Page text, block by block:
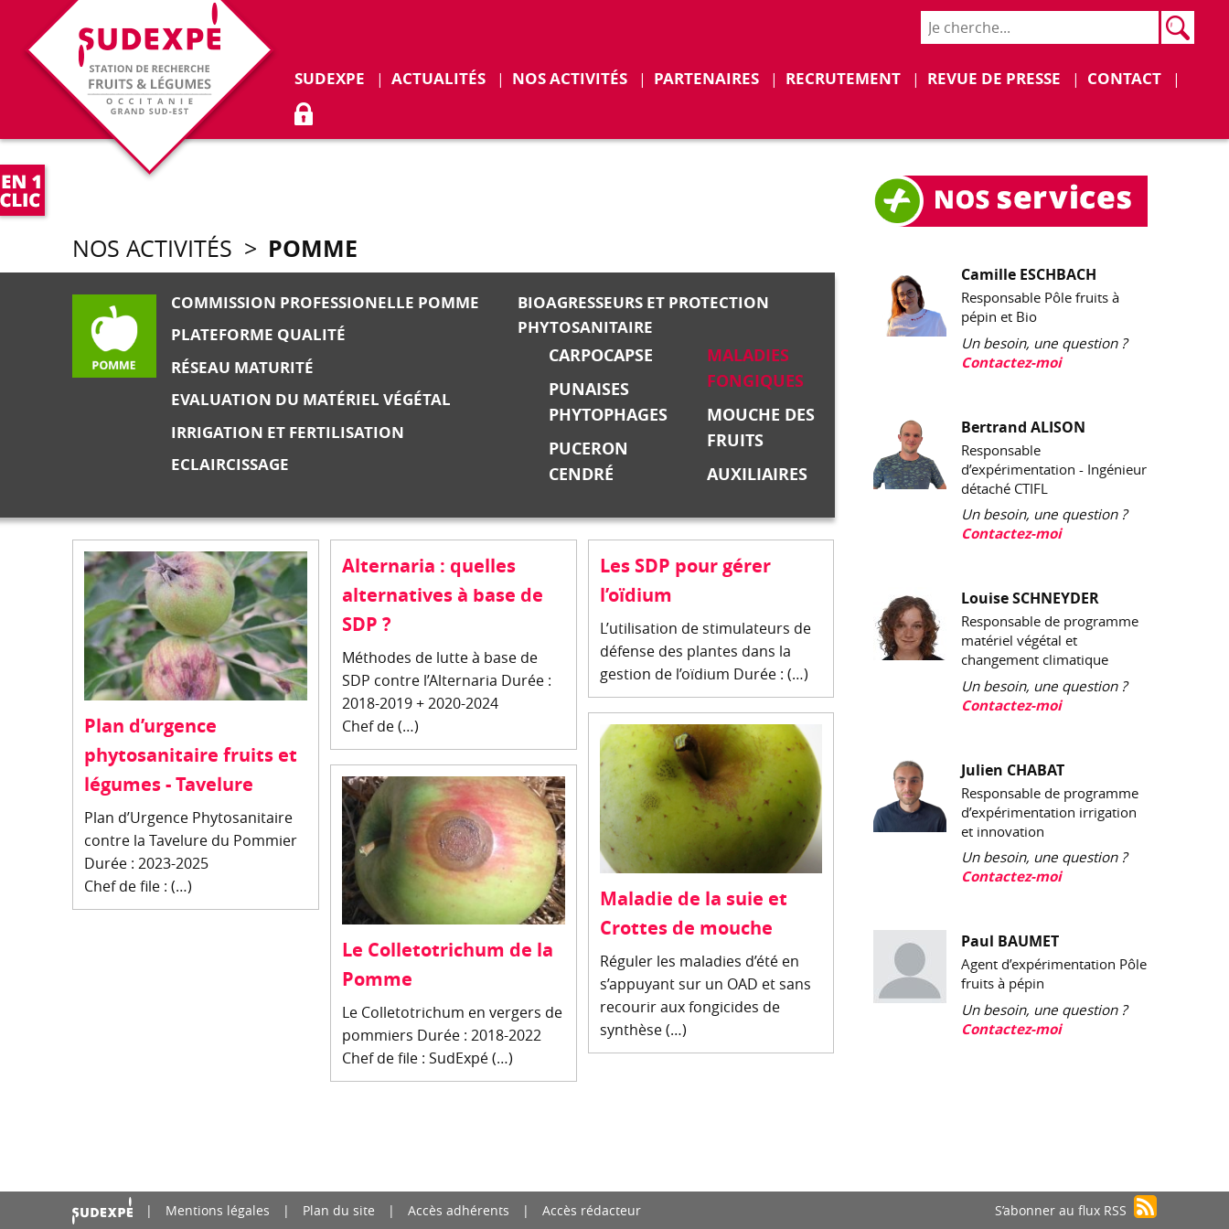
SUDEXPE ACTUALITÉS NOS ACTIVITÉS PARTENAIRES RECRUTEMENT REVUE DE PRESSE
CONTACT
ACCÈS ADHÉRENTS
NOS ACTIVITÉS > POMME
COMMISSION PROFESSIONELLE POMME
PLATEFORME QUALITÉ
RÉSEAU MATURITÉ
EVALUATION DU MATÉRIEL VÉGÉTAL
IRRIGATION ET FERTILISATION
ECLAIRCISSAGE
BIOAGRESSEURS ET PROTECTION
PHYTOSANITAIRE
CARPOCAPSE
PUNAISES
PHYTOPHAGES
PUCERON
CENDRÉ
MALADIES
FONGIQUES
MOUCHE DES
FRUITS
AUXILIAIRES
Plan d’urgence
phytosanitaire fruits et
légumes - Tavelure
Plan d’Urgence Phytosanitaire
contre la Tavelure du Pommier
Durée : 2023-2025
Chef de file : (…)
Alternaria : quelles
alternatives à base de
SDP ?
Méthodes de lutte à base de
SDP contre l’Alternaria Durée :
2018-2019 + 2020-2024
Chef de (…)
Les SDP pour gérer
l’oïdium
L’utilisation de stimulateurs de
défense des plantes dans la
gestion de l’oïdium Durée : (…)
Maladie de la suie et
Crottes de mouche
Réguler les maladies d’été en
s’appuyant sur un OAD et sans
recourir aux fongicides de
synthèse (…)
Le Colletotrichum de la
Pomme
Le Colletotrichum en vergers de
pommiers Durée : 2018-2022
Chef de file : SudExpé (…)
Camille ESCHBACH
Responsable Pôle fruits à
pépin et Bio
Un besoin, une question ?
Contactez-moi
Bertrand ALISON
Responsable
d’expérimentation - Ingénieur
détaché CTIFL
Un besoin, une question ?
Contactez-moi
Louise SCHNEYDER
Responsable de programme
matériel végétal et
changement climatique
Un besoin, une question ?
Contactez-moi
Julien CHABAT
Responsable de programme
d’expérimentation irrigation
et innovation
Un besoin, une question ?
Contactez-moi
Paul BAUMET
Agent d’expérimentation Pôle
fruits à pépin
Un besoin, une question ?
Contactez-moi
Mentions légales Plan du site Accès adhérents Accès rédacteur S’abonner au flux RSS